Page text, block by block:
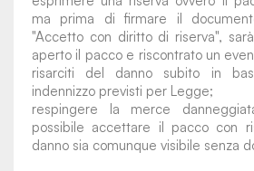
ma prima di firmare il
"Accetto con diritto di riserva",
aperto il pacco e riscontrato un
risarciti del danno subito in
indennizzo previsti per Legge;
respingere la merce
possibile accettare il pacco con
danno sia comunque visibile senza